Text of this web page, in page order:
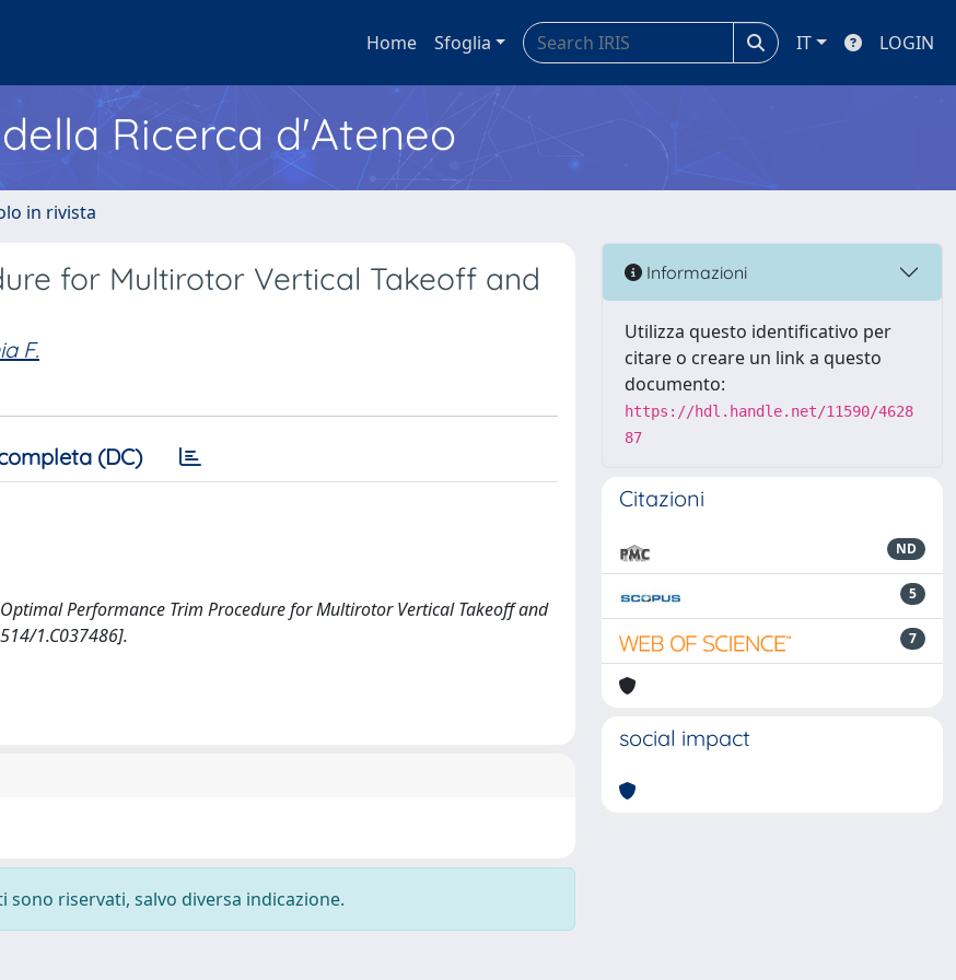
Home Sfoglia IT LOGIN
Ricerca d'Ateneo
in rivista
for Multirotor Vertical Takeoff and
F.
(DC)
Performance Trim Procedure for Multirotor Vertical Takeoff and
1.C037486].
riservati, salvo diversa indicazione.
Informazioni
Utilizza questo identificativo per
citare o creare un link a questo
documento:
https://hdl.handle.net/11590/4628
87
Citazioni
ND
5
7
social impact